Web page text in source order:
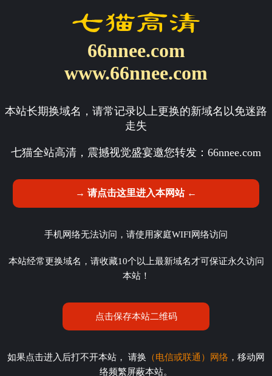
66nnee.com
www.66nnee.com
本站长期换域名，请常记录以上更换的新域名以免迷路
走失
七猫全站高清，震撼视觉盛宴邀您转发： 66nnee.com
→ 请点击这里进入本网站 ←
手机网络无法访问，请使用家庭WIFI网络访问
本站经常更换域名，请收藏10个以上最新域名才可保证永久访问
本站！
点击保存本站二维码
如果点击进入后打不开本站， 请换 （电信或联通）网络 ，移动网
络频繁屏蔽本站。